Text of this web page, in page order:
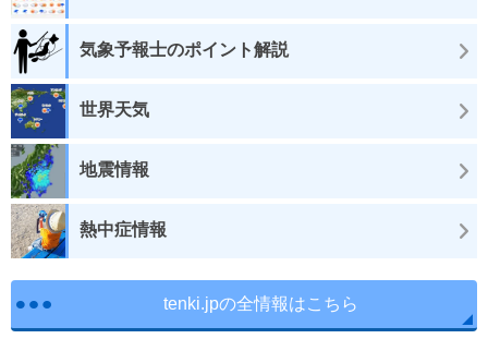
気象予報士のポイント解説
世界天気
地震情報
熱中症情報
tenki.jpの全情報はこちら